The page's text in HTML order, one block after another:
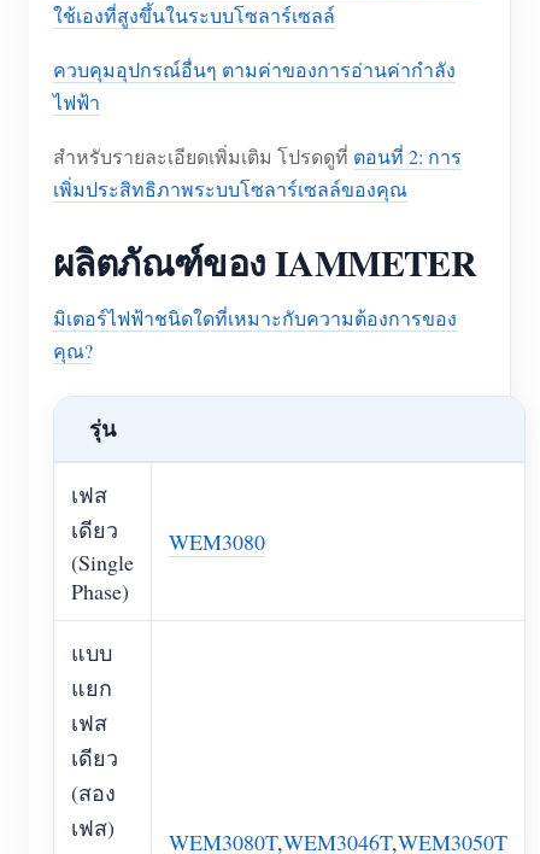
ใช้เองที่สูงขึ้นในระบบโซลาร์เซลล์
ควบคุมอุปกรณ์อื่นๆ ตามค่าของการอ่านค่ากำลัง
ไฟฟ้า
สำหรับรายละเอียดเพิ่มเติม โปรดดูที่ ตอนที่ 2: การ
เพิ่มประสิทธิภาพระบบโซลาร์เซลล์ของคุณ
ผลิตภัณฑ์ของ IAMMETER
มิเตอร์ไฟฟ้าชนิดใดที่เหมาะกับความต้องการของ
คุณ?
รุ่น
เฟส
เดียว
(Single
Phase)
WEM3080
แบบ
แยก
เฟส
เดียว
(สอง
เฟส)
WEM3080T,WEM3046T,WEM3050T